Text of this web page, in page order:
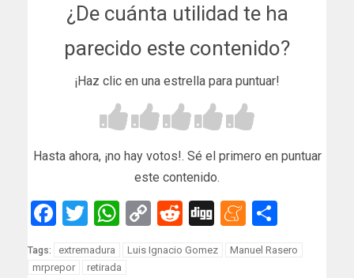
¿De cuánta utilidad te ha
parecido este contenido?
¡Haz clic en una estrella para puntuar!
Hasta ahora, ¡no hay votos!. Sé el primero en puntuar
este contenido.
Facebook
Twitter
WhatsApp
Copy
Link
Reddit
Digg
Tags: extremadura Luis Ignacio Gomez
Manuel Rasero
mrprepor
retirada